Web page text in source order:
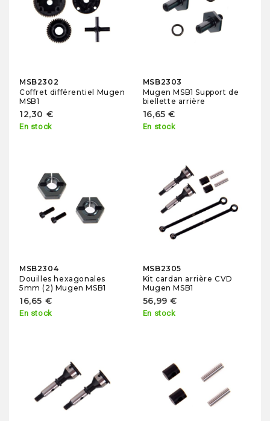
MSB2302
Coffret différentiel Mugen
MSB1
12,30 €
En stock
MSB2303
Mugen MSB1 Support de
biellette arrière
16,65 €
En stock
MSB2304
Douilles hexagonales
5mm (2) Mugen MSB1
16,65 €
En stock
MSB2305
Kit cardan arrière CVD
Mugen MSB1
56,99 €
En stock